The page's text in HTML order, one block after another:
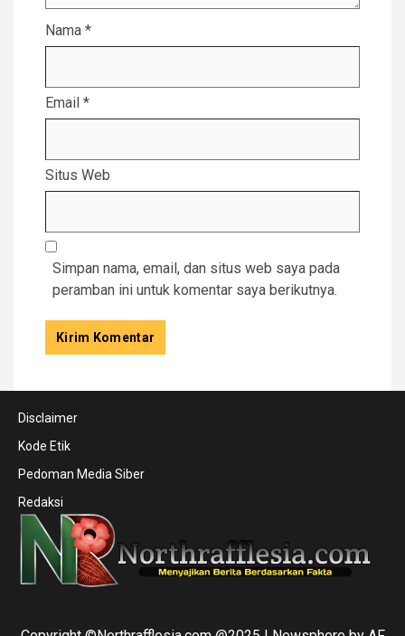
Nama *
Email *
Situs Web
Simpan nama, email, dan situs web saya pada
peramban ini untuk komentar saya berikutnya.
Disclaimer
Kode Etik
Pedoman Media Siber
Redaksi